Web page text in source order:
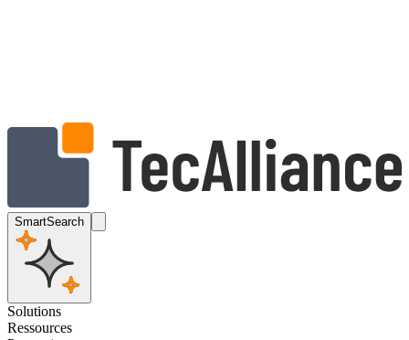
SmartSearch
Solutions
Ressources